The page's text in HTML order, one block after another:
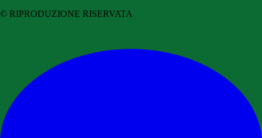
© RIPRODUZIONE RISERVATA